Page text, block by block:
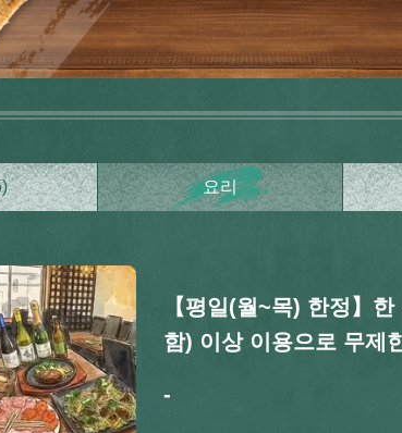
요리
【평일(월~목) 한정】
함) 이상 이용으로 무제
-